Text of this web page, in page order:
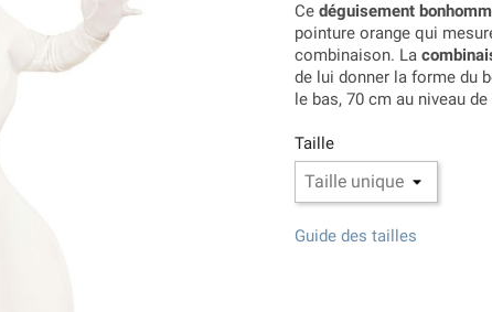
Ce déguisement
pointure orange qui
combinaison. La
de lui donner la forme du
le bas, 70 cm au niveau
Taille
Guide des tailles